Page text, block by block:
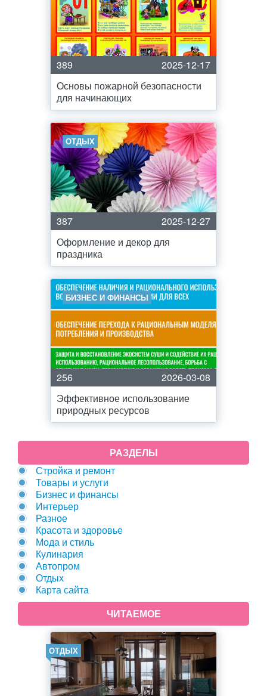
389
2025-12-17
Основы пожарной безопасности
для начинающих
ОТДЫХ
387
2025-12-27
Оформление и декор для
праздника
БИЗНЕС И ФИНАНСЫ
256
2026-03-08
Эффективное использование
природных ресурсов
РАЗДЕЛЫ
Стройка и ремонт
Товары и услуги
Бизнес и финансы
Интерьер
Разное
Красота и здоровье
Мода и стиль
Кулинария
Автопром
Отдых
Карта сайта
ЧИТАЕМОЕ
ОТДЫХ